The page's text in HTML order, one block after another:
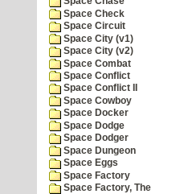
Space Check
Space Circuit
Space City (v1)
Space City (v2)
Space Combat
Space Conflict
Space Conflict II
Space Cowboy
Space Docker
Space Dodge
Space Dodger
Space Dungeon
Space Eggs
Space Factory
Space Factory, The